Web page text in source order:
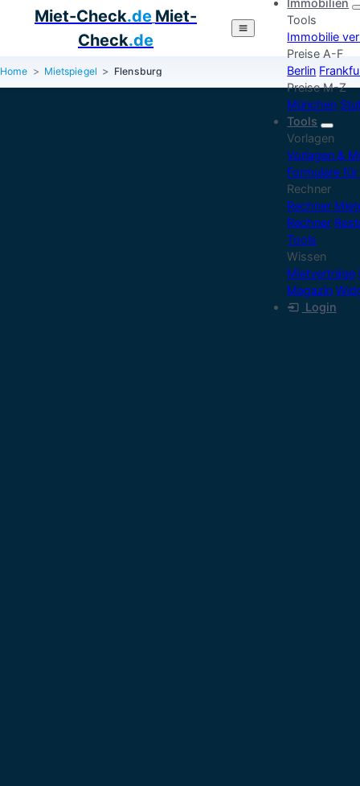
Miet-Check.de Miet-
Check.de
Immobilien
Tools
Immobilie
Preise A-F
Berlin
Preise M-Z
München
Tools
Vorlagen
Vorlagen &
Formulare
Rechner
Rechner
Rechner
Tools
Wissen
Mietverträge
Magazin
Login
Home Mietspiegel Flensburg